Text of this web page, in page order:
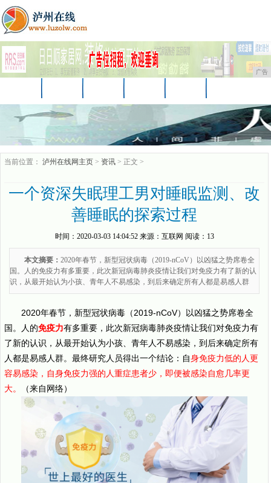
广告
商讯 游戏
当前位置： 泸州在线网主页 > 资讯 > 正文 >
一个资深失眠理工男对睡眠监测、改
善睡眠的探索过程
时间： 2020-03-03 14:04:52来源： 互联网 阅读：13
本文摘要： 2020年春节，新型冠状病毒（2019-nCoV）以凶猛之势席卷全
国。人的免疫力有多重要，此次新冠病毒肺炎疫情让我们对免疫力有了新的认
识，从最开始认为小孩、青年人不易感染，到后来确定所有人都是易感人群
2020年春节，新型冠状病毒（2019-nCoV）以凶猛之势席卷全
国。人的免疫力有多重要，此次新冠病毒肺炎疫情让我们对免疫力有
了新的认识，从最开始认为小孩、青年人不易感染，到后来确定所有
人都是易感人群。最终研究人员得出一个结论：自身免疫力低的人更
容易感染，自身免疫力强的人重症患者少，即便被感染自愈几率更
大。
（来自网络）